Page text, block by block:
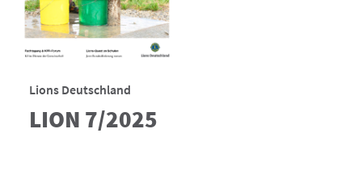
Lions Deutschland
LION 7/2025